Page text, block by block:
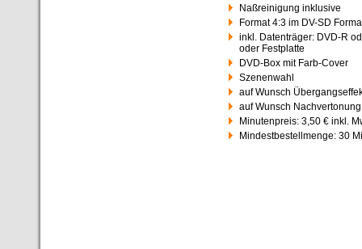
Naßreinigung inklusive
Format 4:3 im DV-SD
inkl. Datenträger: DVD-R
oder Festplatte
DVD-Box mit Farb-Cover
Szenenwahl
auf Wunsch
auf Wunsch
Minutenpreis: 3,50 € inkl.
Mindestbestellmenge: 30